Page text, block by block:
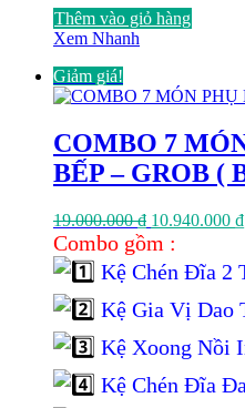
Thêm vào giỏ hàng
Xem Nhanh
Giảm giá!
COMBO 7
BẾP – GROB (
19.000.000₫ Giá
gốc
19.000.000
10.940.000 ₫
Combo gồm :
Kệ Chén Đĩa 2
Kệ Gia Vị Dao
Kệ Xoong Nồi
Kệ Chén Đĩa